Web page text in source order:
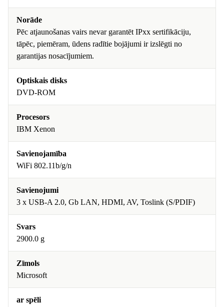
Norāde
Pēc atjaunošanas vairs nevar garantēt IPxx sertifikāciju,
tāpēc, piemēram, ūdens radītie bojājumi ir izslēgti no
garantijas nosacījumiem.
Optiskais disks
DVD-ROM
Procesors
IBM Xenon
Savienojamība
WiFi 802.11b/g/n
Savienojumi
3 x USB-A 2.0, Gb LAN, HDMI, AV, Toslink (S/PDIF)
Svars
2900.0 g
Zīmols
Microsoft
ar spēli